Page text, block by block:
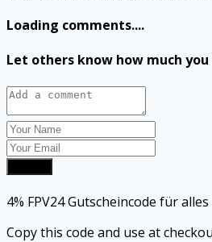
Loading comments....
Let others know how much you
4% FPV24 Gutscheincode für
Copy this code and use at